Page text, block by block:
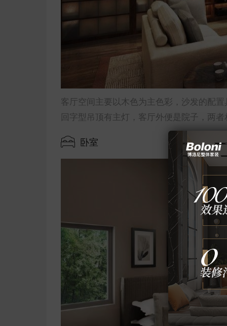
客厅空间主要以木色为主色彩，沙发的配
回字型吊顶有主灯，客厅外便是院子，两
卧室